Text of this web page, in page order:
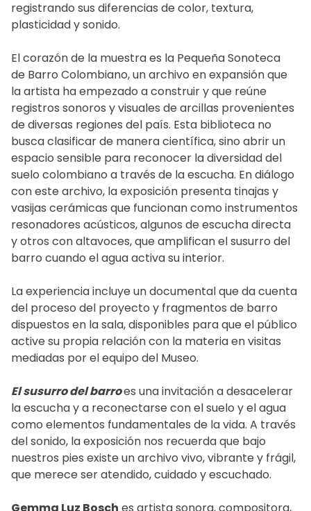
registrando sus diferencias de color, textura,
plasticidad y sonido.
El corazón de la muestra es la Pequeña Sonoteca
de Barro Colombiano, un archivo en expansión que
la artista ha empezado a construir y que reúne
registros sonoros y visuales de arcillas provenientes
de diversas regiones del país. Esta biblioteca no
busca clasificar de manera científica, sino abrir un
espacio sensible para reconocer la diversidad del
suelo colombiano a través de la escucha. En diálogo
con este archivo, la exposición presenta tinajas y
vasijas cerámicas que funcionan como instrumentos
resonadores acústicos, algunos de escucha directa
y otros con altavoces, que amplifican el susurro del
barro cuando el agua activa su interior.
La experiencia incluye un documental que da cuenta
del proceso del proyecto y fragmentos de barro
dispuestos en la sala, disponibles para que el público
active su propia relación con la materia en visitas
mediadas por el equipo del Museo.
El susurro del barroes una invitación a desacelerar
la escucha y a reconectarse con el suelo y el agua
como elementos fundamentales de la vida. A través
del sonido, la exposición nos recuerda que bajo
nuestros pies existe un archivo vivo, vibrante y frágil,
que merece ser atendido, cuidado y escuchado.